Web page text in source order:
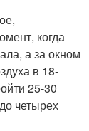
когда
а за окном
в 18-
25-30
четырех